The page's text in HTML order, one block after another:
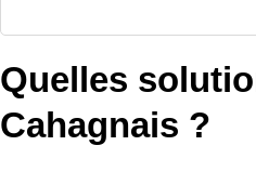
Quelles
Cahagnais ?